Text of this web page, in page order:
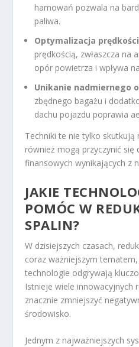
hamowań pozwala na
paliwa.
Optymalizacja
prędkością, zwłaszcza na
opór powietrza i wpływa
Unikanie nadmiernego
zbędnego bagażu i
dachu pojazdu poprawia
Techniki te nie tylko skutkują
również mogą przyczynić się
finansowych wynikających z
JAKIE
POMÓC W
SPALIN?
W dzisiejszych czasach,
coraz ważniejszym
technologie odgrywają
Istnieje wiele innowacyjnych
znacznie zmniejszyć
środowisko.
Jednym z najważniejszych